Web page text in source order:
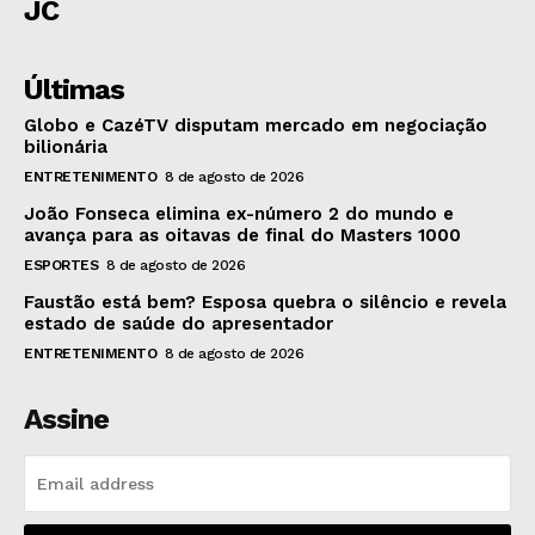
JC
Últimas
Globo e CazéTV disputam mercado em negociação
bilionária
ENTRETENIMENTO 8 de agosto de 2026
João Fonseca elimina ex-número 2 do mundo e
avança para as oitavas de final do Masters 1000
ESPORTES 8 de agosto de 2026
Faustão está bem? Esposa quebra o silêncio e revela
estado de saúde do apresentador
ENTRETENIMENTO 8 de agosto de 2026
Assine